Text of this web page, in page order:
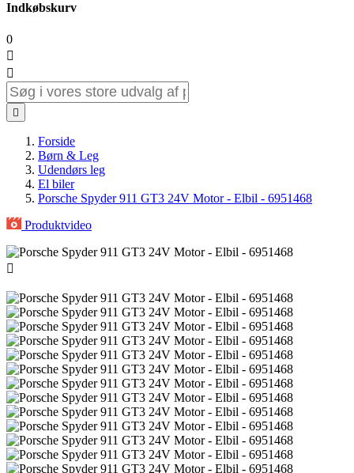
Indkøbskurv
0



Forside
Børn & Leg
Udendørs leg
El biler
Porsche Spyder 911 GT3 24V Motor - Elbil - 6951468
Produktvideo
